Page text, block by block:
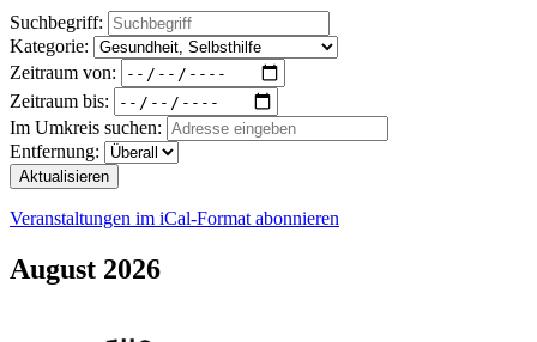
Suchbegriff:
Kategorie:
Zeitraum von:
Zeitraum bis:
Im Umkreis suchen:
Entfernung:
Aktualisieren
Veranstaltungen im iCal-Format abonnieren
August 2026